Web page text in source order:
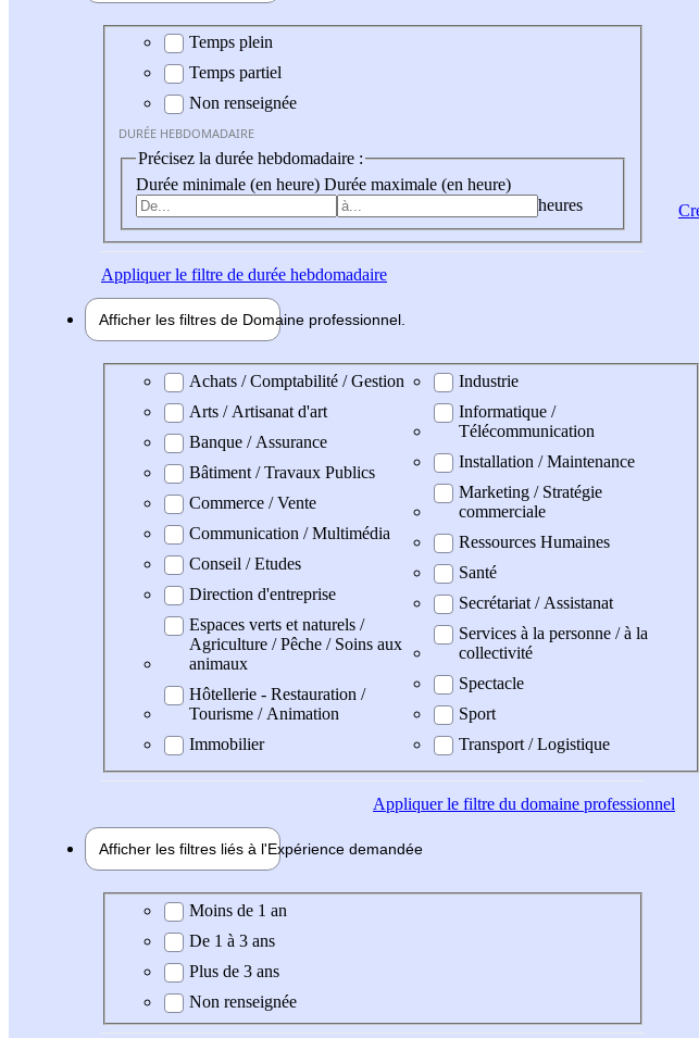
Durée hebdomadaire
Temps plein
Temps partiel
Non renseignée
DURÉE HEBDOMADAIRE
Précisez la durée hebdomadaire :
Durée minimale (en heure) Durée maximale (en heure)
heures
Appliquerle filtre de durée hebdomadaire
Afficher les filtres de Domaine professionnel
Domaine professionel
Achats / Comptabilité / Gestion
Arts / Artisanat d'art
Banque / Assurance
Bâtiment / Travaux Publics
Commerce / Vente
Communication / Multimédia
Conseil / Etudes
Direction d'entreprise
Espaces verts et naturels /
Agriculture / Pêche / Soins aux
animaux
Hôtellerie - Restauration /
Tourisme / Animation
Immobilier
Industrie
Informatique /
Télécommunication
Installation / Maintenance
Marketing / Stratégie
commerciale
Ressources Humaines
Santé
Secrétariat / Assistanat
Services à la personne / à la
collectivité
Spectacle
Sport
Transport / Logistique
Appliquerle filtre du domaine professionnel
Afficher les filtres liés à l'Expérience demandée
Expérience demandée
Moins de 1 an
De 1 à 3 ans
Plus de 3 ans
Non renseignée